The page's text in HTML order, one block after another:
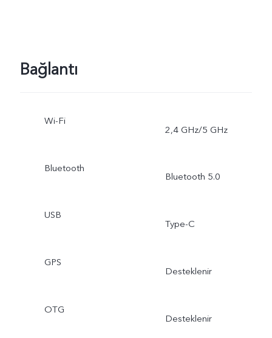
Bağlantı
Wi-Fi
2,4 GHz/5 GHz
Bluetooth
Bluetooth 5.0
USB
Type-C
GPS
Desteklenir
OTG
Desteklenir